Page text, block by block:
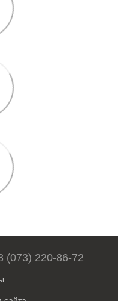
(073) 220-86-72